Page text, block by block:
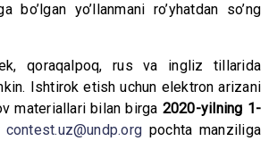
bo’lgan yo’llanmani ro’yhatdan so’ng
qoraqalpoq, rus va ingliz tillarida
Ishtirok etish uchun elektron arizani
materiallari bilan birga 2020-yilning 1-
contest.uz@undp.org pochta manziliga